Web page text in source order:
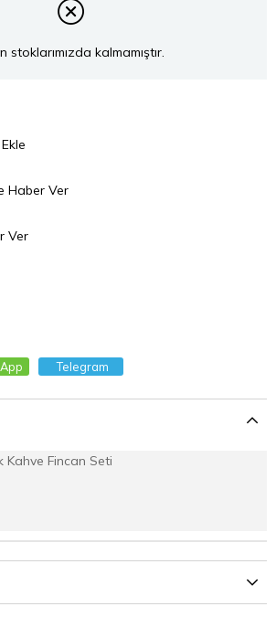
stoklarımızda kalmamıştır.
Haber Ver
Ver
Telegram
Kahve Fincan Seti